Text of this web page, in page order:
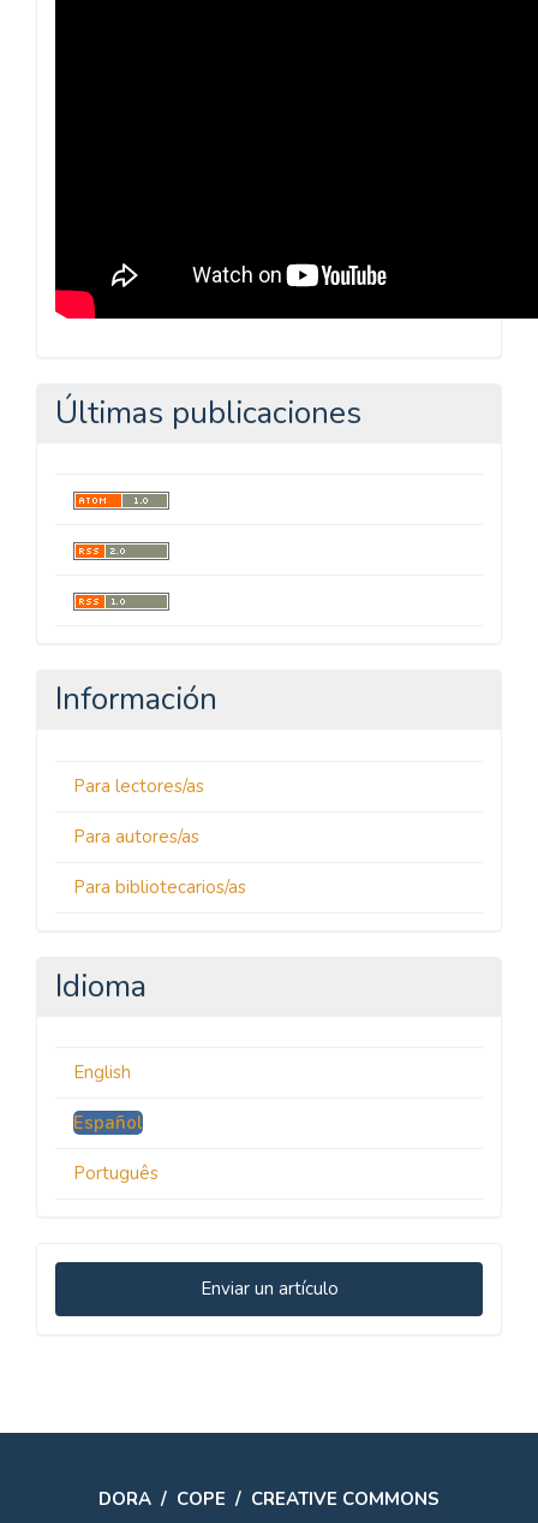
Últimas publicaciones
Información
Para lectores/as
Para autores/as
Para bibliotecarios/as
Idioma
English
Español
Português
Enviar
un
Enviar un artículo
DORA / COPE / CREATIVE COMMONS